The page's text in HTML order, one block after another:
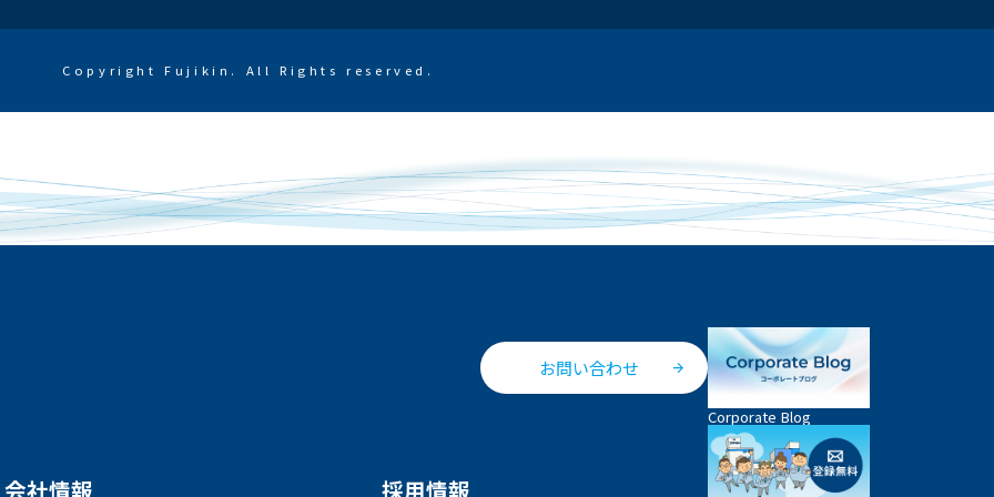
Copyright Fujikin. All Rights reserved.
お問い合わせ
会社情報 採用情報
Corporate Blog